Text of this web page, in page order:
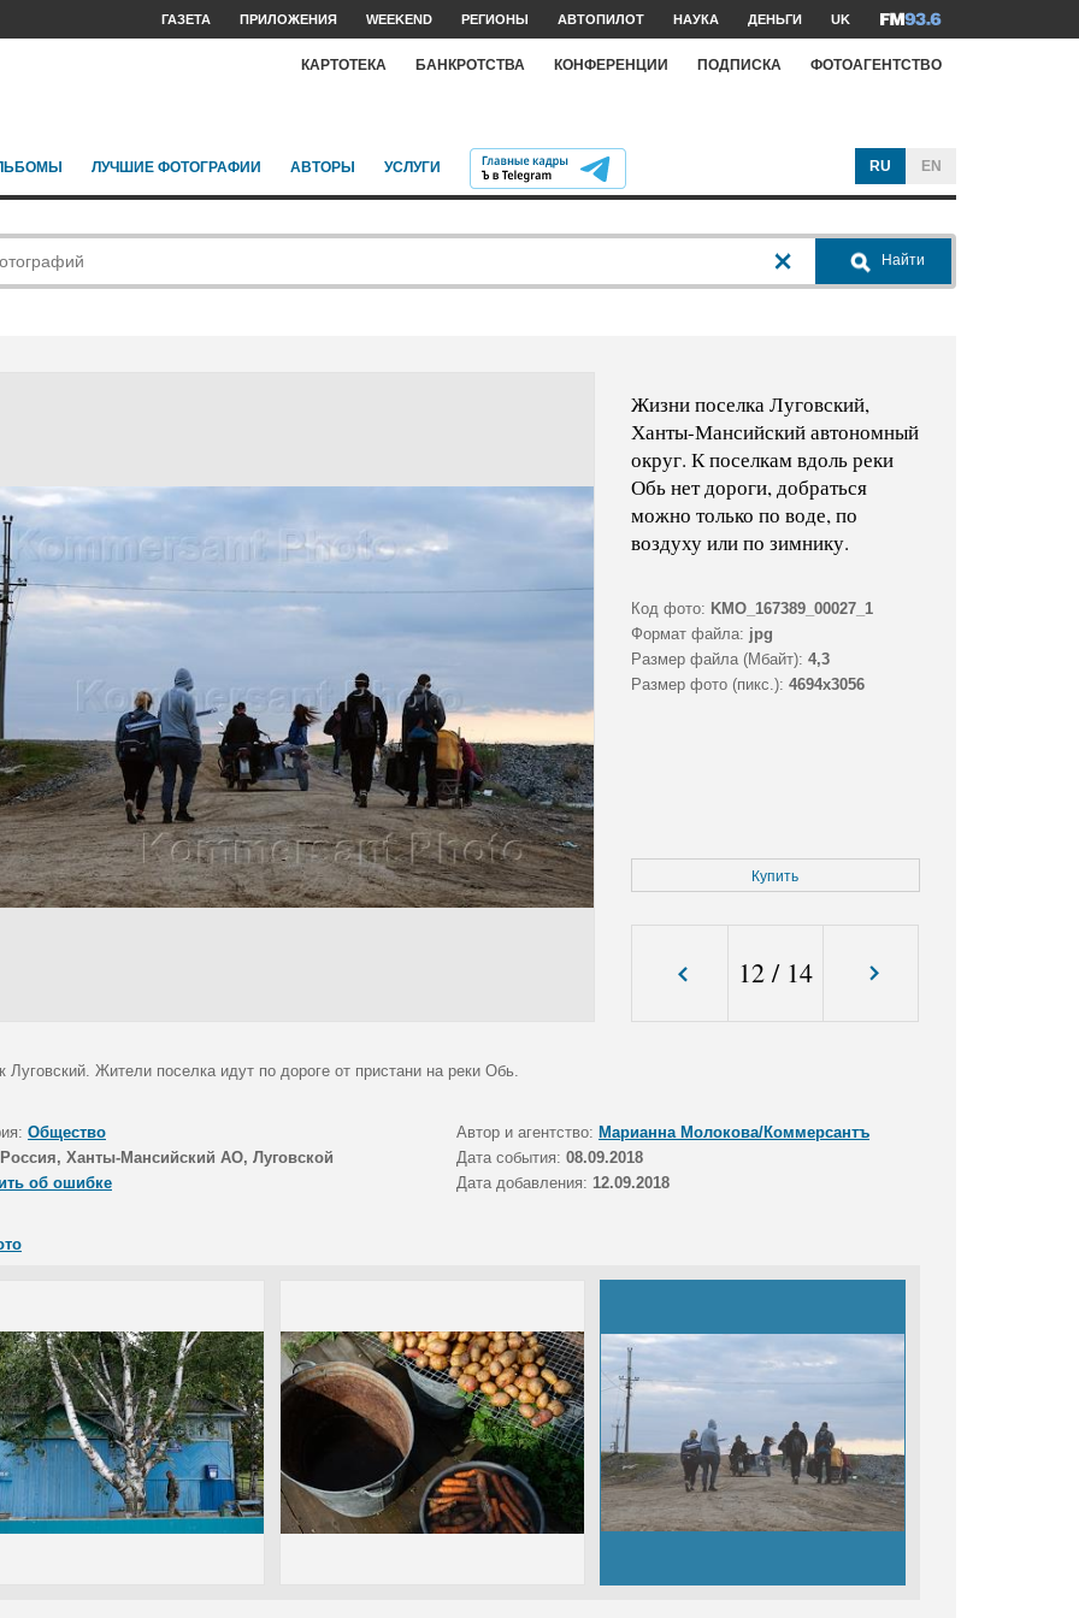
ГАЗЕТА ПРИЛОЖЕНИЯ WEEKEND РЕГИОНЫ АВТОПИЛОТ НАУКА ДЕНЬГИ UK
КАРТОТЕКА БАНКРОТСТВА КОНФЕРЕНЦИИ ПОДПИСКА ФОТОАГЕНТСТВО
ЛУЧШИЕ ФОТОГРАФИИ АВТОРЫ УСЛУГИ RU EN
Найти
Жизни поселка Луговский,
Ханты-Мансийский автономный
округ. К поселкам вдоль реки
Обь нет дороги, добраться
можно только по воде, по
воздуху или по зимнику.
Код фото: KMO_167389_00027_1
Формат файла: jpg
Размер файла (Мбайт): 4,3
Размер фото (пикс.): 4694x3056
Купить
12/ 14
Луговский. Жители поселка идут по дороге от пристани на реки Обь.
Общество Автор и агентство: Марианна Молокова/Коммерсантъ
Россия, Ханты-Мансийский АО, Луговской Дата события: 08.09.2018
об ошибке
Дата добавления: 12.09.2018